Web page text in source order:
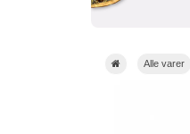
Alle varer